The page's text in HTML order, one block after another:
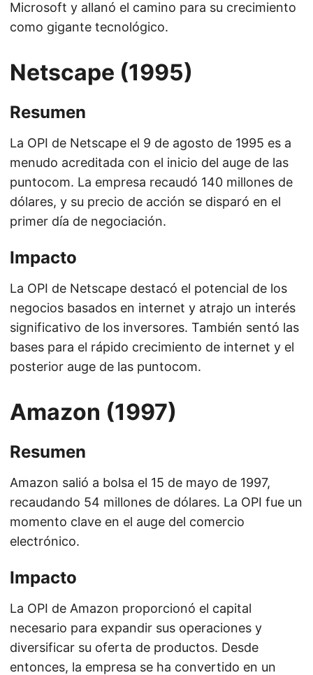
Microsoft y allanó el camino para su crecimiento
como gigante tecnológico.
Netscape (1995)
Resumen
La OPI de Netscape el 9 de agosto de 1995 es a
menudo acreditada con el inicio del auge de las
puntocom. La empresa recaudó 140 millones de
dólares, y su precio de acción se disparó en el
primer día de negociación.
Impacto
La OPI de Netscape destacó el potencial de los
negocios basados en internet y atrajo un interés
significativo de los inversores. También sentó las
bases para el rápido crecimiento de internet y el
posterior auge de las puntocom.
Amazon (1997)
Resumen
Amazon salió a bolsa el 15 de mayo de 1997,
recaudando 54 millones de dólares. La OPI fue un
momento clave en el auge del comercio
electrónico.
Impacto
La OPI de Amazon proporcionó el capital
necesario para expandir sus operaciones y
diversificar su oferta de productos. Desde
entonces, la empresa se ha convertido en un